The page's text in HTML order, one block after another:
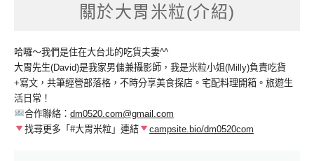
關於大胃米粒(介紹)
哈囉～我們是住在大台北的吃貨夫妻^^
大胃先生(David)是我家男傭兼攝影師，我是米粒小姐(Milly)負責吃貨
+寫文，共筆經營部落格，不時分享美食探店。宅配料理開箱。旅遊生
活日常！
合作聯絡： dm0520.com@gmail.com
找尋更多「#大胃米粒」連結
campsite.bio/dm0520com